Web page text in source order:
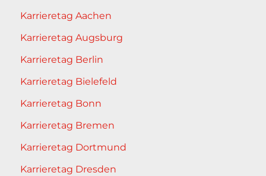
Karrieretag Aachen
Karrieretag Augsburg
Karrieretag Berlin
Karrieretag Bielefeld
Karrieretag Bonn
Karrieretag Bremen
Karrieretag Dortmund
Karrieretag Dresden